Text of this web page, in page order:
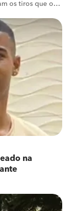
os tiros que os
na